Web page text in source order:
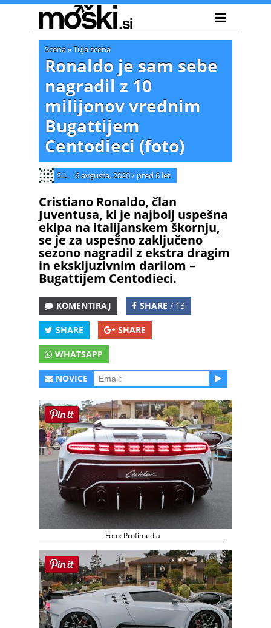
Scena»Tuja scena
Ronaldo je sam sebe
nagradil z 10
milijonov vrednim
Bugattijem
Centodieci (foto)
S.L. 6 avgusta, 2020/ pred 6 let
Cristiano Ronaldo, član
Juventusa, ki je najbolj uspešna
ekipa na italijanskem škornju,
se je za uspešno zaključeno
sezono nagradil z ekstra dragim
in ekskljuzivnim darilom –
Bugattijem Centodieci.
KOMENTIRAJ SHARE / 13
SHARE SHARE
WHATSAPP
NOVICE
Foto: Profimedia